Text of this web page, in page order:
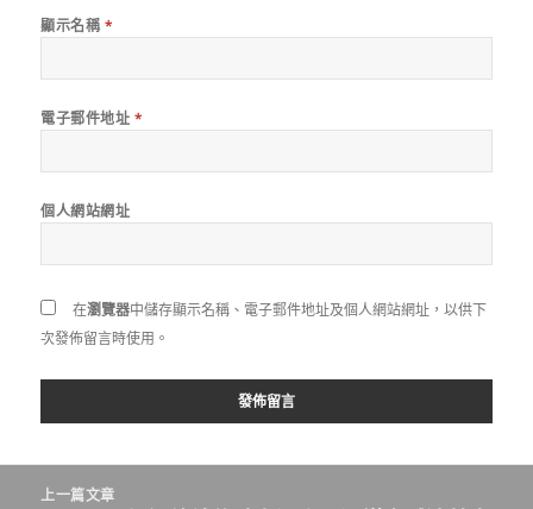
顯示名稱 *
電子郵件地址 *
個人網站網址
在瀏覽器中儲存顯示名稱、電子郵件地址及個人網站網址，以供下
次發佈留言時使用。
上一篇文章